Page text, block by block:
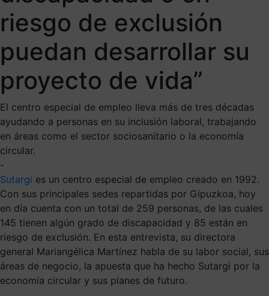
riesgo de exclusión
puedan desarrollar su
proyecto de vida”
El centro especial de empleo lleva más de tres décadas
ayudando a personas en su inclusión laboral, trabajando
en áreas como el sector sociosanitario o la economía
circular.
-
Sutargi es un centro especial de empleo creado en 1992.
Con sus principales sedes repartidas por Gipuzkoa, hoy
en día cuenta con un total de 259 personas, de las cuales
145 tienen algún grado de discapacidad y 85 están en
riesgo de exclusión. En esta entrevista, su directora
general Mariangélica Martínez habla de su labor social, sus
áreas de negocio, la apuesta que ha hecho Sutargi por la
economía circular y sus planes de futuro.